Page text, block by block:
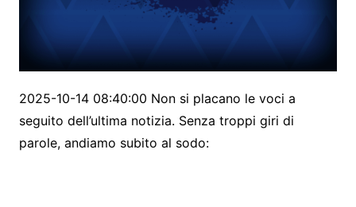
2025-10-14 08:40:00 Non si placano le voci a
seguito dell’ultima notizia. Senza troppi giri di
parole, andiamo subito al sodo: